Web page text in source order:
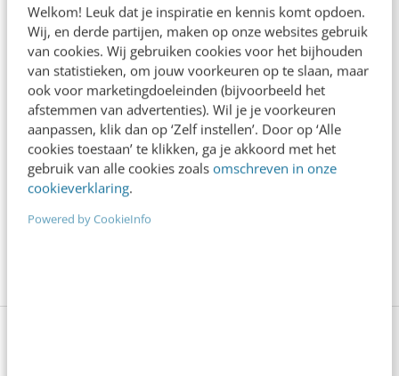
Welkom! Leuk dat je inspiratie en kennis komt opdoen.
Wij, en derde partijen, maken op onze websites gebruik
van cookies. Wij gebruiken cookies voor het bijhouden
van statistieken, om jouw voorkeuren op te slaan, maar
ook voor marketingdoeleinden (bijvoorbeeld het
afstemmen van advertenties). Wil je je voorkeuren
aanpassen, klik dan op ‘Zelf instellen’. Door op ‘Alle
cookies toestaan’ te klikken, ga je akkoord met het
gebruik van alle cookies zoals omschreven in onze
cookieverklaring.
Powered by CookieInfo
Geef structuur aan je content met een
contentbibliotheek [5 stappen]
4 min· Inès Maus
“Bedrijven die stevig staan in hun waarden
komen deze geopolitieke storm het beste
door” [podcast]
3 min· Stef Heutink
AI-content rankt pas als je iets te zeggen
hebt